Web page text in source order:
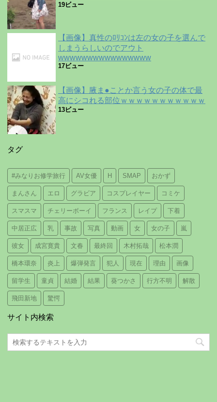
19ビュー
【画像】真性のﾛﾘｺﾝは左の女の子を選んで
しまうらしいのでアウト
wwwwwwwwwwwwwwww
17ビュー
【画像】腋ま●ことか言う女の子の体で最
高にシコれる部位ｗｗｗｗｗｗｗｗｗｗｗ
13ビュー
タグ
#みなりお修学旅行 AV女優 H SMAP おかず
まんさん エロ グラビア コスプレイヤー コミケ
スマスマ チェリーボーイ フランス レイプ 下着
中居正広 乳 事故 写真 動画 女 女の子 嵐
彼女 成宮寛貴 文春 最終回 木村拓哉 松本潤
橋本環奈 炎上 爆弾発言 犯人 現在 理由 画像
留学生 童貞 結婚 結果 葵つかさ 行方不明 解散
飛田新地 驚愕
サイト内検索